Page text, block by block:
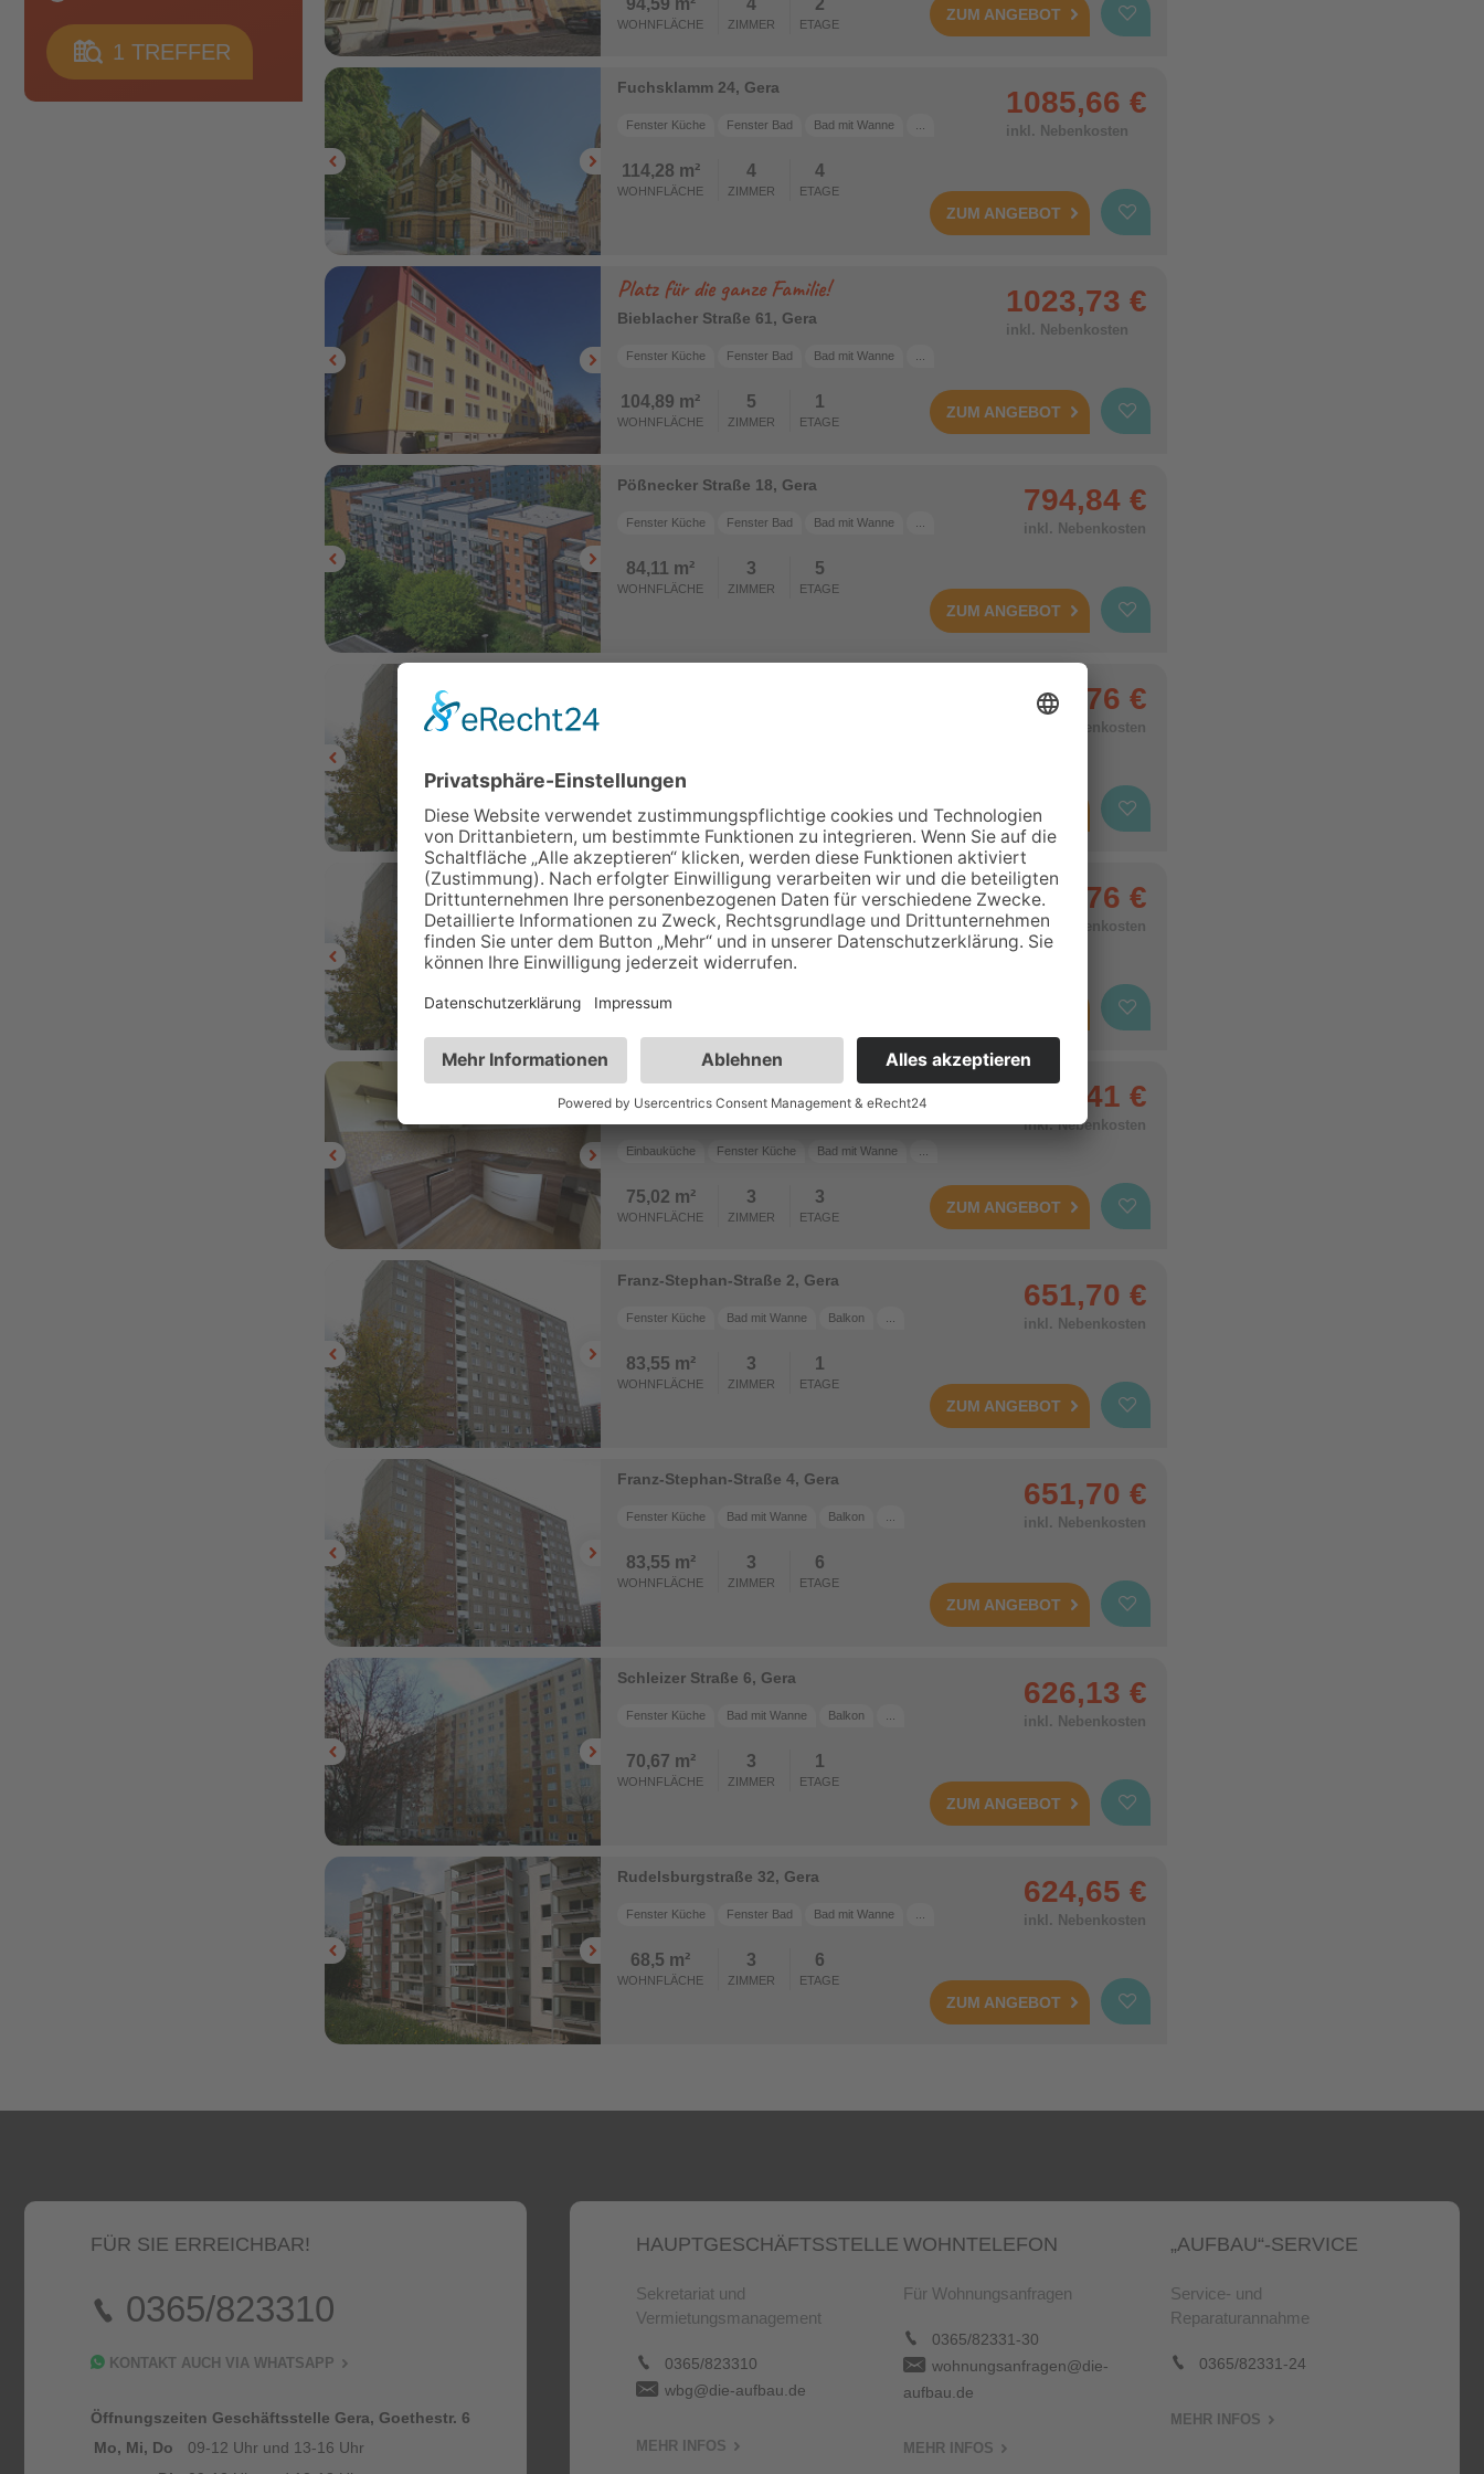
1 TREFFER
94,59 m²
WOHNFLÄCHE
4
ZIMMER
2
ETAGE
ZUM ANGEBOT
Fuchsklamm 24, Gera
Fenster Küche Fenster Bad Bad mit Wanne
114,28 m²
WOHNFLÄCHE
4
ZIMMER
4
ETAGE
1085,66 €
inkl. Nebenkosten
ZUM ANGEBOT
Platz für die ganze Familie!
Bieblacher Straße 61, Gera
Fenster Küche Fenster Bad Bad mit Wanne
104,89 m²
WOHNFLÄCHE
5
ZIMMER
1
ETAGE
1023,73 €
inkl. Nebenkosten
ZUM ANGEBOT
Pößnecker Straße 18, Gera
Fenster Küche Fenster Bad Bad mit Wanne
84,11 m²
WOHNFLÄCHE
3
ZIMMER
5
ETAGE
794,84 €
inkl. Nebenkosten
ZUM ANGEBOT
WOHNFLÄCHE ZIMMER ETAGE
676,76 €
inkl. Nebenkosten
ZUM ANGEBOT
Franz-Stephan-Straße 2, Gera
Möbliert Fenster Küche Bad mit Wanne ...
83,55 m² 3
676,76 €
inkl. Nebenkosten
mit Einbauküche
Seydelstraße 6, Gera
Einbauküche Fenster Küche Bad mit Wanne
75,02 m²
WOHNFLÄCHE
3
ZIMMER
3
ETAGE
661,41 €
inkl. Nebenkosten
ZUM ANGEBOT
Franz-Stephan-Straße 2, Gera
Fenster Küche Bad mit Wanne Balkon
83,55 m²
WOHNFLÄCHE
3
ZIMMER
1
ETAGE
651,70 €
inkl. Nebenkosten
ZUM ANGEBOT
Franz-Stephan-Straße 4, Gera
Fenster Küche Bad mit Wanne Balkon
83,55 m²
WOHNFLÄCHE
3
ZIMMER
6
ETAGE
651,70 €
inkl. Nebenkosten
ZUM ANGEBOT
Schleizer Straße 6, Gera
Fenster Küche Bad mit Wanne Balkon
70,67 m²
WOHNFLÄCHE
3
ZIMMER
1
ETAGE
626,13 €
inkl. Nebenkosten
ZUM ANGEBOT
Rudelsburgstraße 32, Gera
Fenster Küche Fenster Bad Bad mit Wanne
68,5 m²
WOHNFLÄCHE
3
ZIMMER
6
ETAGE
624,65 €
inkl. Nebenkosten
ZUM ANGEBOT
FÜR SIE ERREICHBAR!
0365/823310
KONTAKT AUCH VIA WHATSAPP
Öffnungszeiten Geschäftsstelle Gera, Goethestr. 6
Mo, Mi, Do
09-12 Uhr und 13-16 Uhr
HAUPTGESCHÄFTSSTELLE
Sekretariat und
Vermietungsmanagement
0365/823310
wbg@die-aufbau.de
MEHR INFOS
WOHNTELEFON
Für Wohnungsanfragen
0365/82331-30
wohnungsanfragen@die-
aufbau.de
MEHR INFOS
„AUFBAU“-SERVICE
Service- und
Reparaturannahme
0365/82331-24
MEHR INFOS